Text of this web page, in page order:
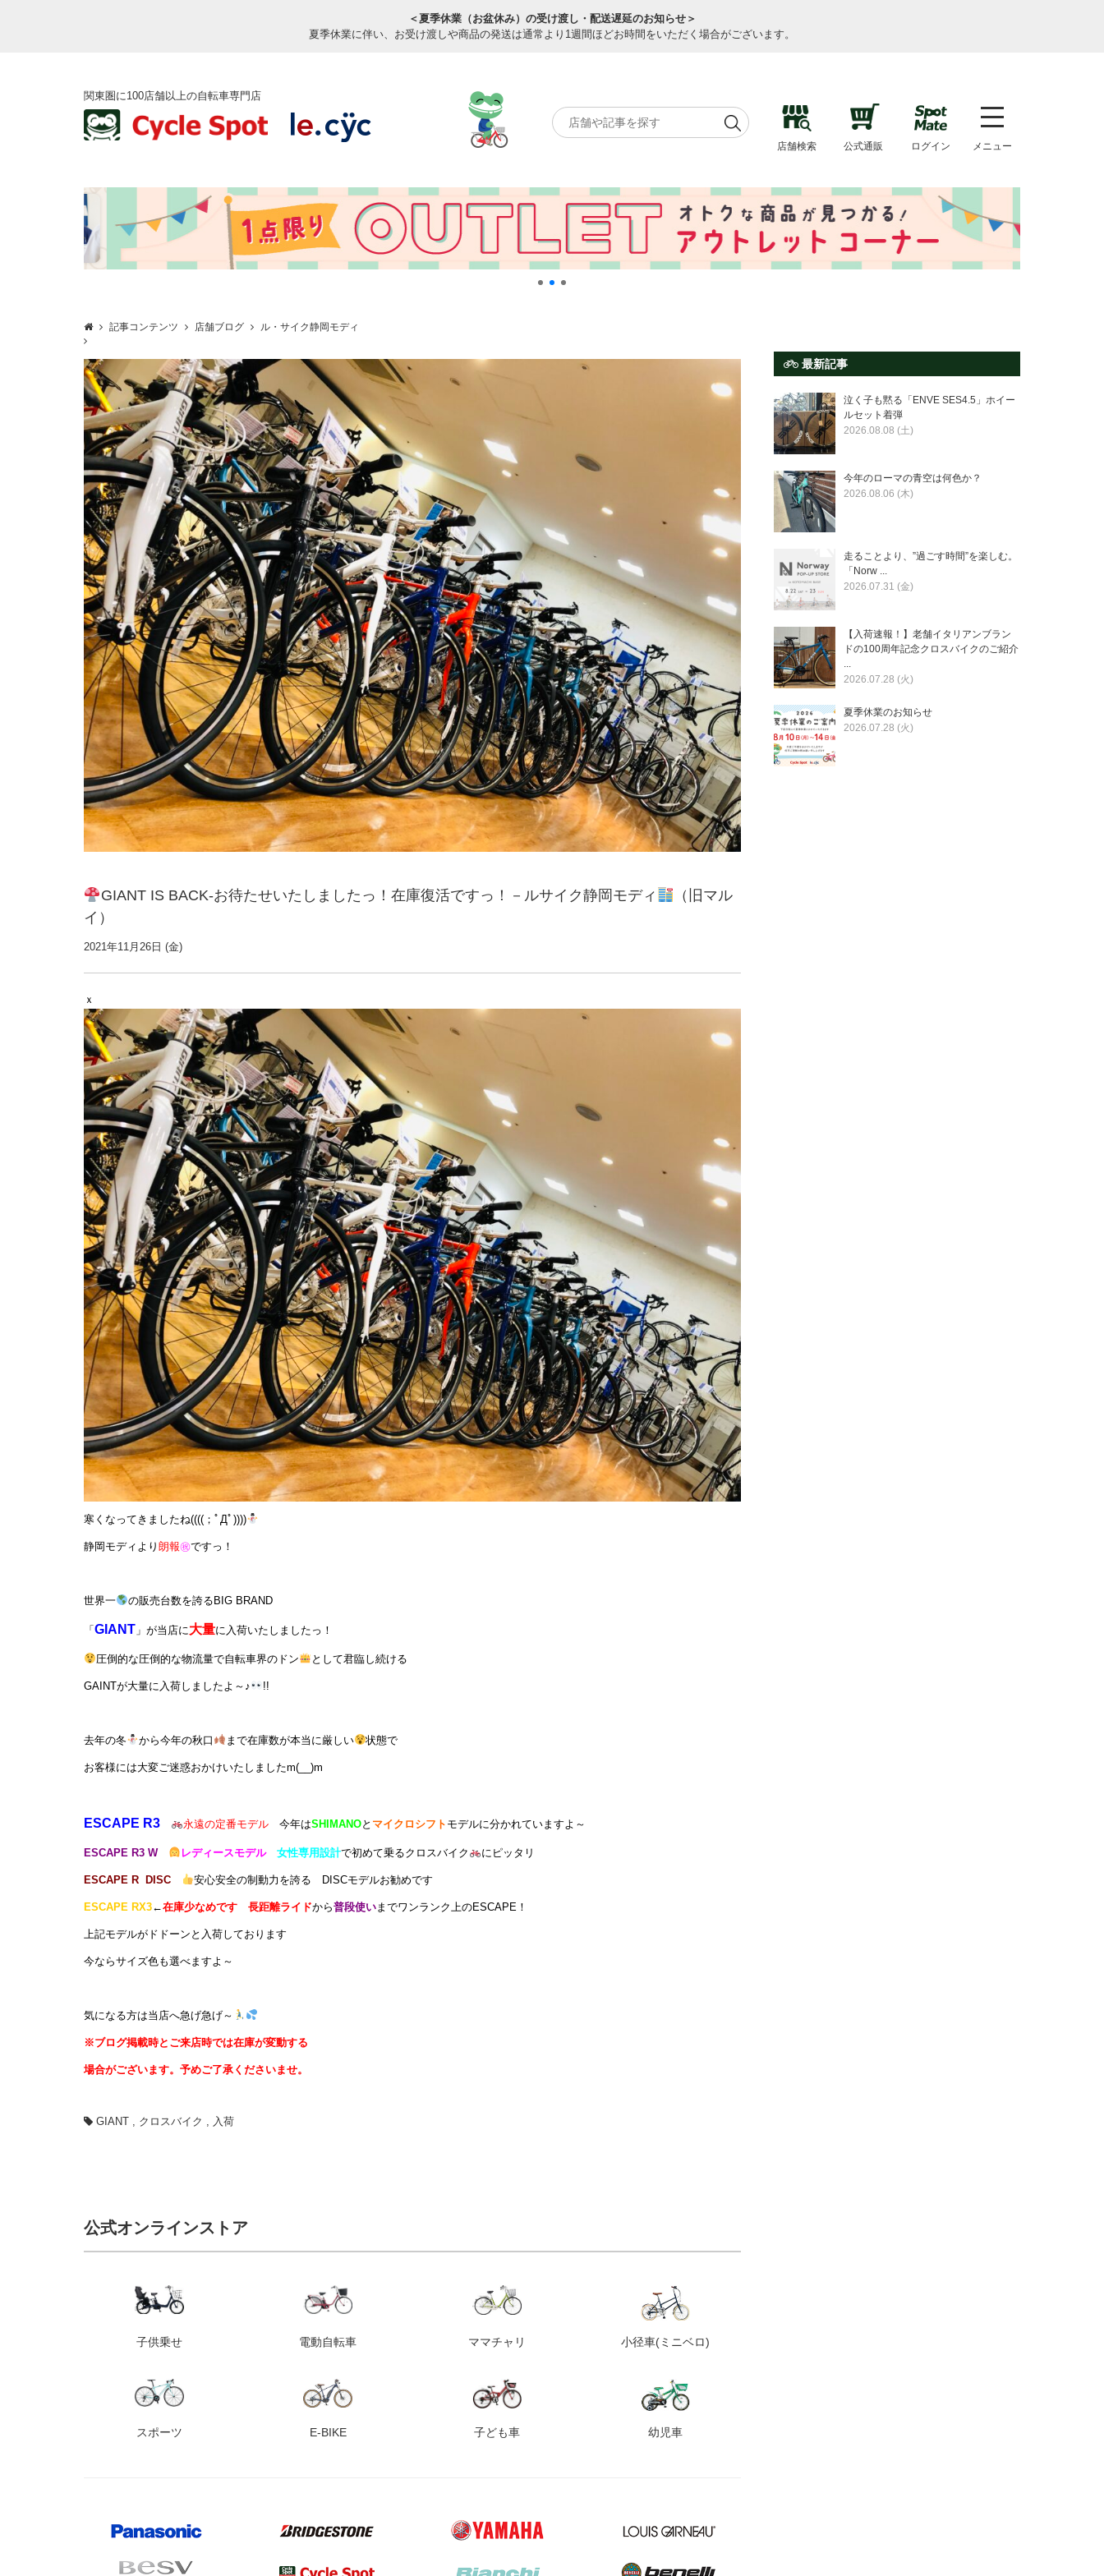
＜夏季休業（お盆休み）の受け渡し・配送遅延のお知らせ＞
夏季休業に伴い、お受け渡しや商品の発送は通常より1週間ほどお時間をいただく場合がございます。
関東圏に100店舗以上の自転車専門店
店舗検索 公式通販 ログイン メニュー
記事コンテンツ 店舗ブログ ル・サイク静岡モディ
GIANT IS BACK-お待たせいたしましたっ！在庫復活ですっ！－ルサイク静岡モディ
（旧マル
イ）
2021年11月26日 (金)
ｘ
寒くなってきましたね((((；ﾟДﾟ))))
静岡モディより 朗報㊗ですっ！
世界一 の販売台数を誇るBIG BRAND
「 GIANT 」が当店に大量に入荷いたしましたっ！
圧倒的な圧倒的な物流量で自転車界のドン として君臨し続ける
GAINTが大量に入荷しましたよ～♪ !!
去年の冬 から今年の秋口 まで在庫数が本当に厳しい 状態で
お客様には大変ご迷惑おかけいたしましたm(__)m
ESCAPE R3 永遠の定番モデル今年はSHIMANOと マイクロシフト モデルに分かれていますよ～
ESCAPE R3 W レディースモデル 女性専用設計で初めて乗るクロスバイク にピッタリ
ESCAPE R DISC 安心安全の制動力を誇る DISCモデルお勧めです
ESCAPE RX3←在庫少なめです 長距離ライドから普段使いまでワンランク上のESCAPE！
上記モデルがドドーンと入荷しております
今ならサイズ色も選べますよ～
気になる方は当店へ急げ急げ～
※ブログ掲載時とご来店時では在庫が変動する
場合がございます。 予めご了承くださいませ。
GIANT , クロスバイク , 入荷
公式オンラインストア
子供乗せ 電動自転車 ママチャリ 小径車(ミニベロ)
スポーツ E-BIKE 子ども車 幼児車
最新記事
泣く子も黙る「ENVE SES4.5」ホイー
ルセット着弾
2026.08.08 (土)
今年のローマの青空は何色か？
2026.08.06 (木)
走ることより、”過ごす時間”を楽しむ。
「Norw ...
2026.07.31 (金)
【入荷速報！】老舗イタリアンブラン
ドの100周年記念クロスバイクのご紹介
...
2026.07.28 (火)
夏季休業のお知らせ
2026.07.28 (火)